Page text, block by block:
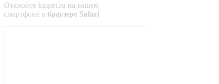
Откройте kinpet.ru на вашем
смартфоне в браузере Safari